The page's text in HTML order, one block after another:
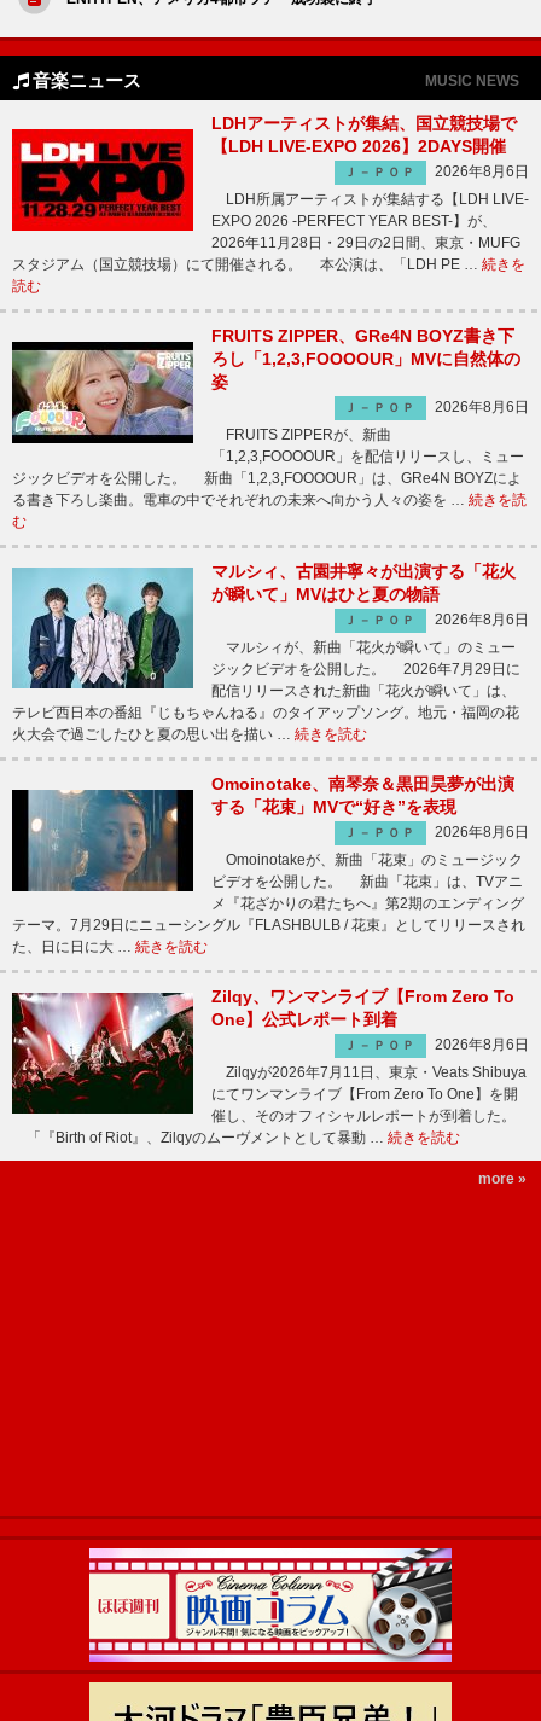
音楽ニュース MUSIC NEWS
LDHアーティストが集結、国立競技場で
【LDH LIVE-EXPO 2026】2DAYS開催
Ｊ－ＰＯＰ
2026年8月6日
LDH所属アーティストが集結する【LDH LIVE-
EXPO 2026 -PERFECT YEAR BEST-】が、
2026年11月28日・29日の2日間、東京・MUFG
スタジアム（国立競技場）にて開催される。 本公演は、「LDH PE … 続きを
読む
FRUITS ZIPPER、GRe4N BOYZ書き下
ろし「1,2,3,FOOOOUR」MVに自然体の
姿
Ｊ－ＰＯＰ
2026年8月6日
FRUITS ZIPPERが、新曲
「1,2,3,FOOOOUR」を配信リリースし、ミュー
ジックビデオを公開した。 新曲「1,2,3,FOOOOUR」は、GRe4N BOYZによ
る書き下ろし楽曲。電車の中でそれぞれの未来へ向かう人々の姿を … 続きを読
む
マルシィ、古園井寧々が出演する「花火
が瞬いて」MVはひと夏の物語
Ｊ－ＰＯＰ
2026年8月6日
マルシィが、新曲「花火が瞬いて」のミュー
ジックビデオを公開した。 2026年7月29日に
配信リリースされた新曲「花火が瞬いて」は、
テレビ西日本の番組『じもちゃんねる』のタイアップソング。地元・福岡の花
火大会で過ごしたひと夏の思い出を描い … 続きを読む
Omoinotake、南琴奈＆黒田昊夢が出演
する「花束」MVで“好き”を表現
Ｊ－ＰＯＰ
2026年8月6日
Omoinotakeが、新曲「花束」のミュージック
ビデオを公開した。 新曲「花束」は、TVアニ
メ『花ざかりの君たちへ』第2期のエンディング
テーマ。7月29日にニューシングル『FLASHBULB / 花束』としてリリースされ
た、日に日に大 … 続きを読む
Zilqy、ワンマンライブ【From Zero To
One】公式レポート到着
Ｊ－ＰＯＰ
2026年8月6日
Zilqyが2026年7月11日、東京・Veats Shibuya
にてワンマンライブ【From Zero To One】を開
催し、そのオフィシャルレポートが到着した。
「『Birth of Riot』、Zilqyのムーヴメントとして暴動 … 続きを読む
more »